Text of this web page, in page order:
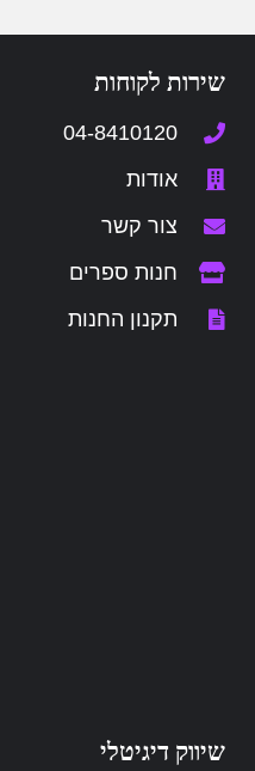
שירות לקוחות
04-8410120
אודות
צור קשר
חנות ספרים
תקנון החנות
שיווק דיגיטלי